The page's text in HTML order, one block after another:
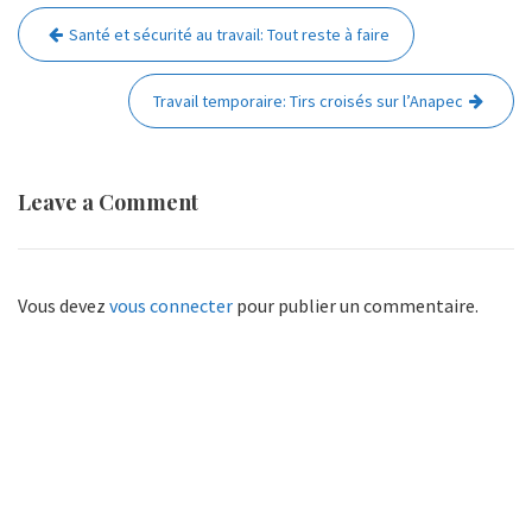
Navigation
de
Santé et sécurité au travail: Tout reste à faire
Travail temporaire: Tirs croisés sur l’Anapec
Leave a Comment
Vous devez vous connecter pour publier un commentaire.